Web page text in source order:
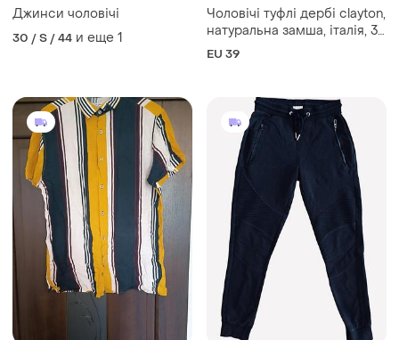
Джинси чоловічі
30 / S / 44 и еще 1
Чоловічі туфлі дербі clayton,
натуральна замша, італія, 39
р.
EU 39